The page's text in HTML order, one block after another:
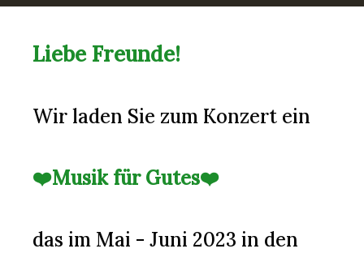
Liebe Freunde!
Wir laden Sie zum Konzert ein
❤️Musik für Gutes❤️
das im Mai - Juni 2023 in den